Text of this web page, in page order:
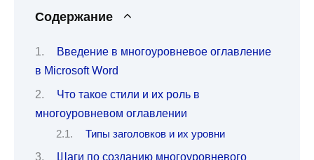
Содержание
Введение в многоуровневое оглавление
в Microsoft Word
Что такое стили и их роль в
многоуровневом оглавлении
Типы заголовков и их уровни
Шаги по созданию многоуровневого